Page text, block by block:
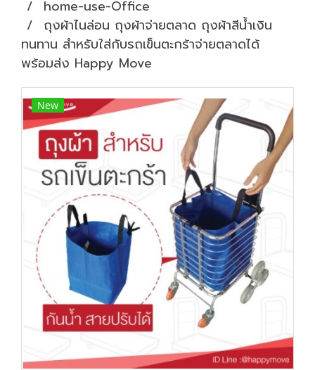
home-use-Office
ถุงผ้าไนล่อน ถุงผ้าจ่ายตลาด ถุงผ้าสีน้ำเงิน
ทนทาน สำหรับใส่กับรถเข็นตะกร้าจ่ายตลาดได้
พร้อมส่ง Happy Move
New